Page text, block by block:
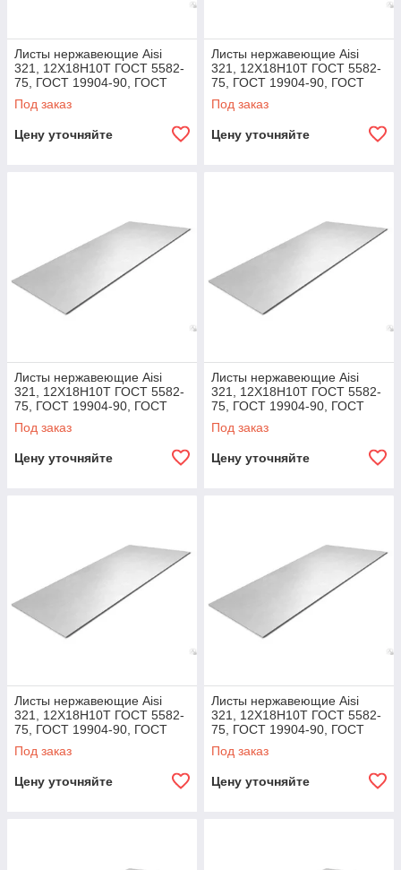
Листы нержавеющие Aisi
321, 12Х18Н10Т ГОСТ 5582-
75, ГОСТ 19904-90, ГОСТ
7350-77, ГОСТ 19903-74 48,
3,0х1000х2000
Под заказ
Цену уточняйте
Листы нержавеющие Aisi
321, 12Х18Н10Т ГОСТ 5582-
75, ГОСТ 19904-90, ГОСТ
7350-77, ГОСТ 19903-74 75,
3,0х1250х2500
Под заказ
Цену уточняйте
Листы нержавеющие Aisi
321, 12Х18Н10Т ГОСТ 5582-
75, ГОСТ 19904-90, ГОСТ
7350-77, ГОСТ 19903-74 64,
4,0х1000х2000
Под заказ
Цену уточняйте
Листы нержавеющие Aisi
321, 12Х18Н10Т ГОСТ 5582-
75, ГОСТ 19904-90, ГОСТ
7350-77, ГОСТ 19903-74 100,
4,0х1250х2500
Под заказ
Цену уточняйте
Листы нержавеющие Aisi
321, 12Х18Н10Т ГОСТ 5582-
75, ГОСТ 19904-90, ГОСТ
7350-77, ГОСТ 19903-74 143,
4,0х1500х3000
Под заказ
Цену уточняйте
Листы нержавеющие Aisi
321, 12Х18Н10Т ГОСТ 5582-
75, ГОСТ 19904-90, ГОСТ
7350-77, ГОСТ 19903-74 286,
4,0х1500х6000
Под заказ
Цену уточняйте